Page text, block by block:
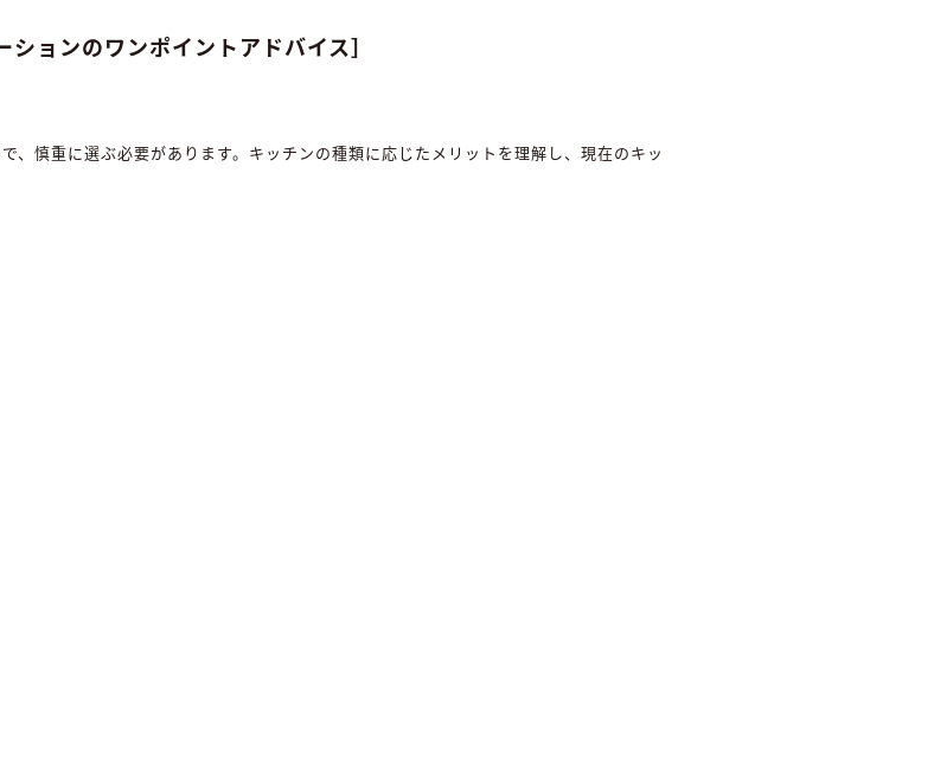
ションのワンポイントアドバイス］
、慎重に選ぶ必要があります。キッチンの種類に応じたメリットを理解し、現在のキッ